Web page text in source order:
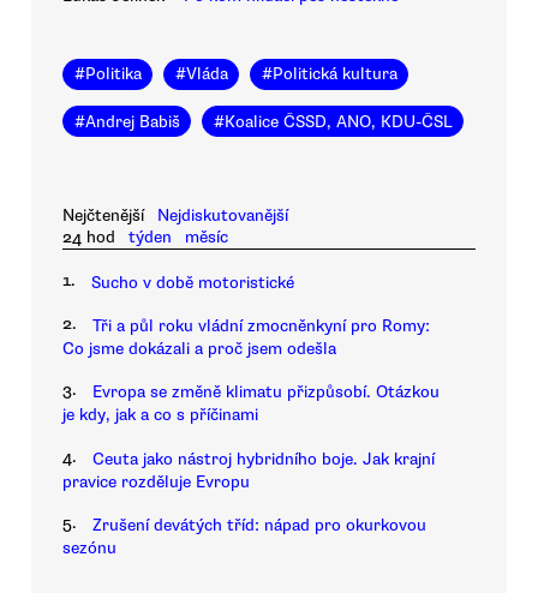
#Politika #Vláda #Politická kultura
#Andrej Babiš #Koalice ČSSD, ANO, KDU-ČSL
Nejčtenější
Nejdiskutovanější
24 hod
týden měsíc
1. Sucho v době motoristické
2.
Tři a půl roku vládní zmocněnkyní pro Romy:
Co jsme dokázali a proč jsem odešla
3.
Evropa se změně klimatu přizpůsobí. Otázkou
je kdy, jak a co s příčinami
4.
Ceuta jako nástroj hybridního boje. Jak krajní
pravice rozděluje Evropu
5.
Zrušení devátých tříd: nápad pro okurkovou
sezónu